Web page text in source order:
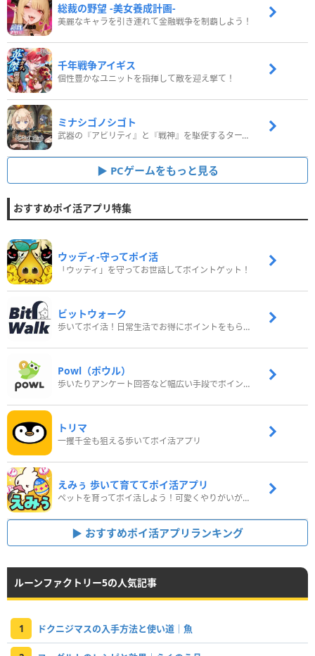
総裁の野望 -美女養成計画-
美麗なキャラを引き連れて金融戦争を制覇しよう！
千年戦争アイギス
個性豊かなユニットを指揮して敵を迎え撃て！
ミナシゴノシゴト
武器の『アビリティ』と『戦神』を駆使するターン制コマンドバトルRPG！
PCゲームをもっと見る
おすすめポイ活アプリ特集
ウッディ‐守ってポイ活
「ウッディ」を守ってお世話してポイントゲット！
ビットウォーク
歩いてポイ活！日常生活でお得にポイントをもらおう
Powl（ポウル）
歩いたりアンケート回答など幅広い手段でポイントをゲット
トリマ
一攫千金も狙える歩いてポイ活アプリ
えみぅ 歩いて育ててポイ活アプリ
ペットを育ってポイ活しよう！可愛くやりがいがある新感覚アプリ
おすすめポイ活アプリランキング
ルーンファクトリー5の人気記事
1 ドクニジマスの入手方法と使い道｜魚